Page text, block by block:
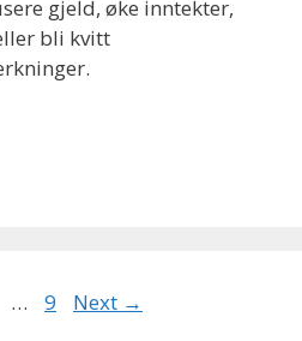
gjeld, øke inntekter,
bli kvitt
… Page
9 Next →